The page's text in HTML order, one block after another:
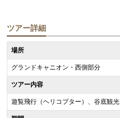
ツアー詳細
場所
グランドキャニオン・西側部分
ツアー内容
遊覧飛行（ヘリコプター）、谷底観光